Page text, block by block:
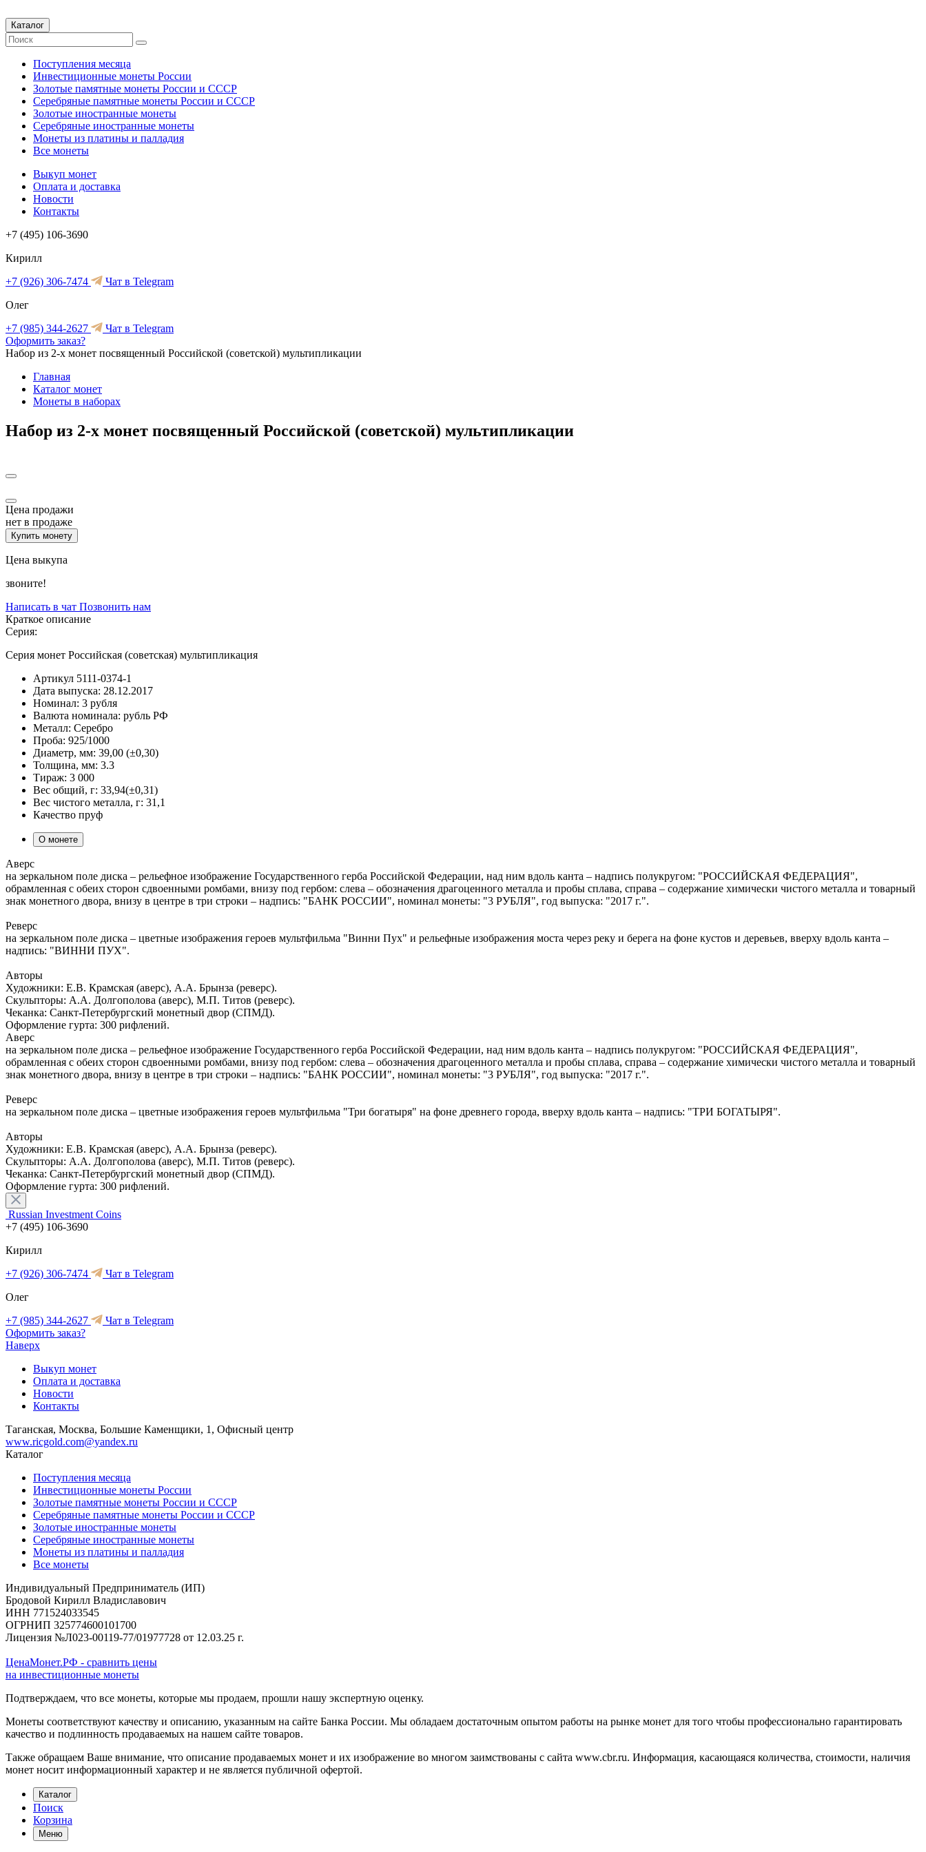
Каталог
Поступления месяца
Инвестиционные монеты России
Золотые памятные монеты России и СССР
Серебряные памятные монеты России и СССР
Золотые иностранные монеты
Серебряные иностранные монеты
Монеты из платины и палладия
Все монеты
Выкуп монет
Оплата и доставка
Новости
Контакты
+7 (495) 106-3690
Кирилл
+7 (926) 306-7474
Чат в Telegram
Олег
+7 (985) 344-2627
Чат в Telegram
Оформить заказ?
Набор из 2-х монет посвященный Российской (советской) мультипликации
Главная
Каталог монет
Монеты в наборах
Набор из 2-х монет посвященный Российской (советской) мультипликации
Цена продажи
нет в продаже
Купить монету
Цена выкупа
звоните!
Написать в чат Позвонить нам
Краткое описание
Серия:
Серия монет Российская (советская) мультипликация
Артикул 5111-0374-1
Дата выпуска: 28.12.2017
Номинал: 3 рубля
Валюта номинала: рубль РФ
Металл: Серебро
Проба: 925/1000
Диаметр, мм: 39,00 (±0,30)
Толщина, мм: 3.3
Тираж: 3 000
Вес общий, г: 33,94(±0,31)
Вес чистого металла, г: 31,1
Качество пруф
О монете
Аверс
на зеркальном поле диска – рельефное изображение Государственного герба Российской Федерации, над ним вдоль канта – надпись полукругом: "РОССИЙСКАЯ ФЕДЕРАЦИЯ",
обрамленная с обеих сторон сдвоенными ромбами, внизу под гербом: слева – обозначения драгоценного металла и пробы сплава, справа – содержание химически чистого металла и товарный
знак монетного двора, внизу в центре в три строки – надпись: "БАНК РОССИИ", номинал монеты: "3 РУБЛЯ", год выпуска: "2017 г.".
Реверс
на зеркальном поле диска – цветные изображения героев мультфильма "Винни Пух" и рельефные изображения моста через реку и берега на фоне кустов и деревьев, вверху вдоль канта –
надпись: "ВИННИ ПУХ".
Авторы
Художники: Е.В. Крамская (аверс), А.А. Брынза (реверс).
Скульпторы: А.А. Долгополова (аверс), М.П. Титов (реверс).
Чеканка: Санкт-Петербургский монетный двор (СПМД).
Оформление гурта: 300 рифлений.
Аверс
на зеркальном поле диска – рельефное изображение Государственного герба Российской Федерации, над ним вдоль канта – надпись полукругом: "РОССИЙСКАЯ ФЕДЕРАЦИЯ",
обрамленная с обеих сторон сдвоенными ромбами, внизу под гербом: слева – обозначения драгоценного металла и пробы сплава, справа – содержание химически чистого металла и товарный
знак монетного двора, внизу в центре в три строки – надпись: "БАНК РОССИИ", номинал монеты: "3 РУБЛЯ", год выпуска: "2017 г.".
Реверс
на зеркальном поле диска – цветные изображения героев мультфильма "Три богатыря" на фоне древнего города, вверху вдоль канта – надпись: "ТРИ БОГАТЫРЯ".
Авторы
Художники: Е.В. Крамская (аверс), А.А. Брынза (реверс).
Скульпторы: А.А. Долгополова (аверс), М.П. Титов (реверс).
Чеканка: Санкт-Петербургский монетный двор (СПМД).
Оформление гурта: 300 рифлений.
Russian Investment Coins
+7 (495) 106-3690
Кирилл
+7 (926) 306-7474
Чат в Telegram
Олег
+7 (985) 344-2627
Чат в Telegram
Оформить заказ?
Наверх
Выкуп монет
Оплата и доставка
Новости
Контакты
Таганская, Москва, Большие Каменщики, 1, Офисный центр
www.ricgold.com@yandex.ru
Каталог
Поступления месяца
Инвестиционные монеты России
Золотые памятные монеты России и СССР
Серебряные памятные монеты России и СССР
Золотые иностранные монеты
Серебряные иностранные монеты
Монеты из платины и палладия
Все монеты
Индивидуальный Предприниматель (ИП)
Бродовой Кирилл Владиславович
ИНН 771524033545
ОГРНИП 325774600101700
Лицензия №Л023-00119-77/01977728 от 12.03.25 г.
ЦенаМонет.РФ - сравнить цены
на инвестиционные монеты
Подтверждаем, что все монеты, которые мы продаем, прошли нашу экспертную оценку.
Монеты соответствуют качеству и описанию, указанным на сайте Банка России. Мы обладаем достаточным опытом работы на рынке монет для того чтобы профессионально гарантировать
качество и подлинность продаваемых на нашем сайте товаров.
Также обращаем Ваше внимание, что описание продаваемых монет и их изображение во многом заимствованы с сайта www.cbr.ru. Информация, касающаяся количества, стоимости, наличия
монет носит информационный характер и не является публичной офертой.
Каталог
Поиск
Корзина
Меню